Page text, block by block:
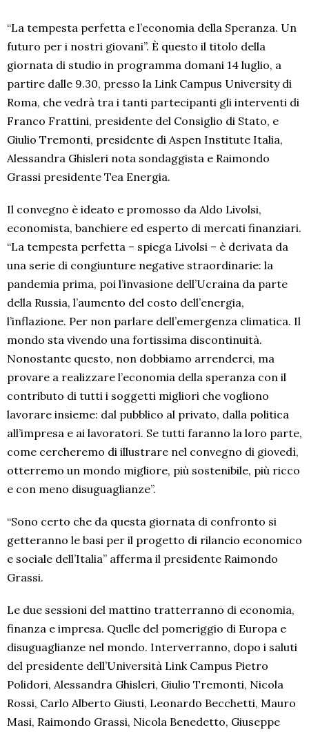
“La tempesta perfetta e l’economia della Speranza. Un
futuro per i nostri giovani”. È questo il titolo della
giornata di studio in programma domani 14 luglio, a
partire dalle 9.30, presso la Link Campus University di
Roma, che vedrà tra i tanti partecipanti gli interventi di
Franco Frattini, presidente del Consiglio di Stato, e
Giulio Tremonti, presidente di Aspen Institute Italia,
Alessandra Ghisleri nota sondaggista e Raimondo
Grassi presidente Tea Energia.
Il convegno è ideato e promosso da Aldo Livolsi,
economista, banchiere ed esperto di mercati finanziari.
“La tempesta perfetta – spiega Livolsi – è derivata da
una serie di congiunture negative straordinarie: la
pandemia prima, poi l’invasione dell’Ucraina da parte
della Russia, l’aumento del costo dell’energia,
l’inflazione. Per non parlare dell’emergenza climatica. Il
mondo sta vivendo una fortissima discontinuità.
Nonostante questo, non dobbiamo arrenderci, ma
provare a realizzare l’economia della speranza con il
contributo di tutti i soggetti migliori che vogliono
lavorare insieme: dal pubblico al privato, dalla politica
all’impresa e ai lavoratori. Se tutti faranno la loro parte,
come cercheremo di illustrare nel convegno di giovedì,
otterremo un mondo migliore, più sostenibile, più ricco
e con meno disuguaglianze”.
“Sono certo che da questa giornata di confronto si
getteranno le basi per il progetto di rilancio economico
e sociale dell’Italia” afferma il presidente Raimondo
Grassi.
Le due sessioni del mattino tratterranno di economia,
finanza e impresa. Quelle del pomeriggio di Europa e
disuguaglianze nel mondo. Interverranno, dopo i saluti
del presidente dell’Università Link Campus Pietro
Polidori, Alessandra Ghisleri, Giulio Tremonti, Nicola
Rossi, Carlo Alberto Giusti, Leonardo Becchetti, Mauro
Masi, Raimondo Grassi, Nicola Benedetto, Giuseppe